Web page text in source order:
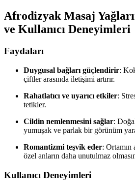
Afrodizyak Masaj
ve Kullanıcı Deneyimleri
Faydaları
Duygusal bağları güçlendirir:
çiftler arasında iletişimi artırır.
Rahatlatıcı ve uyarıcı etkiler:
tetikler.
Cildin nemlenmesini sağlar:
yumuşak ve parlak bir görünüm
Romantizmi teşvik eder: Ortamın
özel anların daha unutulmaz
Kullanıcı Deneyimleri